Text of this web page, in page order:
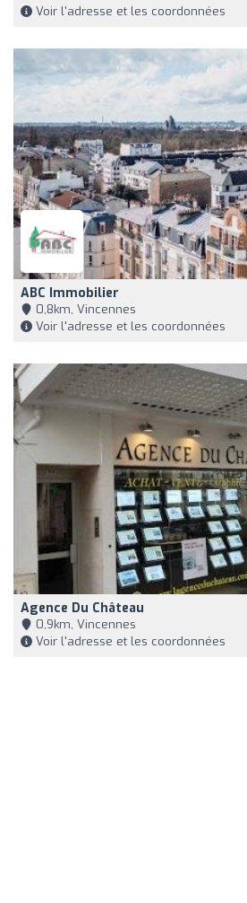
Voir l'adresse et les coordonnées
ABC Immobilier
0,8km, Vincennes
Voir l'adresse et les coordonnées
Agence Du Château
0,9km, Vincennes
Voir l'adresse et les coordonnées